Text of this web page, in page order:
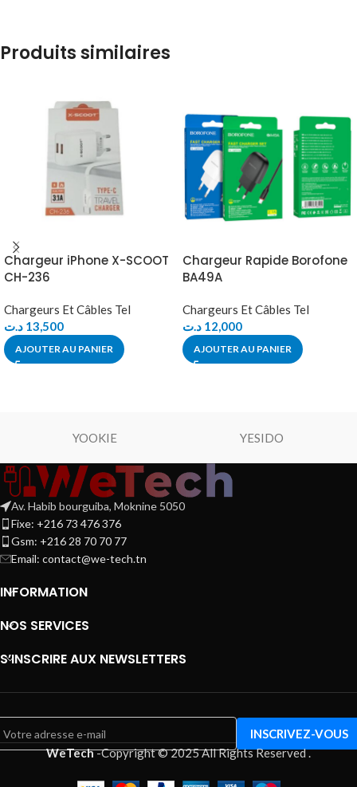
Produits similaires
Chargeur iPhone X-SCOOT
CH-236
Chargeurs Et Câbles Tel
13,500 د.ت
AJOUTER AU PANIER
Chargeur Rapide Borofone
BA49A
Chargeurs Et Câbles Tel
12,000 د.ت
AJOUTER AU PANIER
YOOKIE YESIDO
Av. Habib bourguiba, Moknine 5050
Fixe: +216 73 476 376
Gsm: +216 28 70 70 77
Email: contact@we-tech.tn
INFORMATION
NOS SERVICES
S’INSCRIRE AUX NEWSLETTERS
WeTech-Copyright © 2025 All Rights Reserved.